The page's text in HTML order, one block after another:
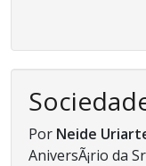
Por Neide
AniversÃ¡rio da